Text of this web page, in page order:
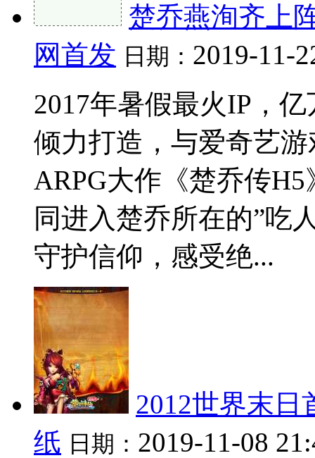
楚乔燕洵齐上
网首发 日期： 2019-11-
2017年暑假最火IP，
倾力打造，与爱奇艺
ARPG大作《楚乔传
同进入楚乔所在的”吃
守护信仰，感受绝...
2012世界末日
纸 日期： 2019-11-08